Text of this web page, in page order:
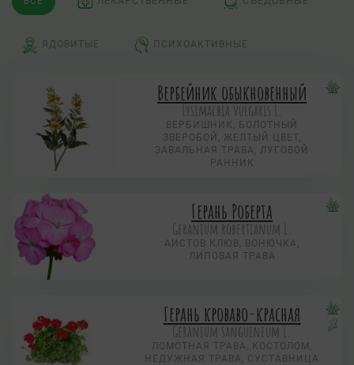
ЯДОВИТЫЕ ПСИХОАКТИВНЫЕ
Вербейник обыкновенный
Lysimacbia vulgaris L.
ВЕРБИШНИК, БОЛОТНЫЙ
ЗВЕРОБОЙ, ЖЕЛТЫЙ ЦВЕТ,
ЗАВАЛЬНАЯ ТРАВА, ЛУГОВОЙ
РАННИК
Герань Роберта
Geranium robertianum L.
АИСТОВ КЛЮВ, ВОНЮЧКА,
ЛИПОВАЯ ТРАВА
Герань кроваво-красная
Geranium sanguineum L.
ЛОМОТНАЯ ТРАВА, КОСТОЛОМ,
НЕДУЖНАЯ ТРАВА, СУСТАВНИЦА